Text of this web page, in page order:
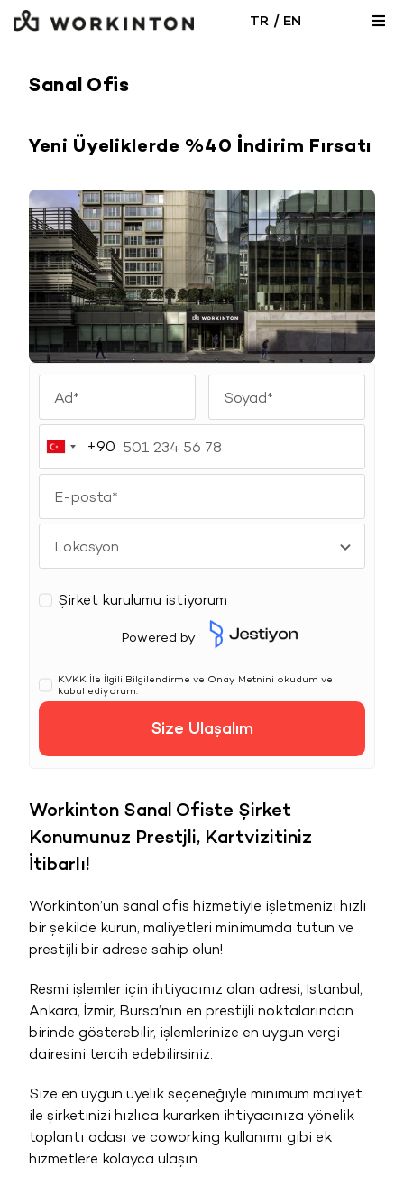
Skip
to
TR / EN
Sanal Ofis
Yeni Üyeliklerde %40 İndirim Fırsatı
Turkey
+90
+90
Şirket kurulumu istiyorum
Powered by
KVKK İle İlgili Bilgilendirme ve Onay Metnini okudum ve
kabul ediyorum.
Size Ulaşalım
Workinton Sanal Ofiste Şirket
Konumunuz Prestjli, Kartvizitiniz
İtibarlı!
Workinton’un sanal ofis hizmetiyle işletmenizi hızlı
bir şekilde kurun, maliyetleri minimumda tutun ve
prestijli bir adrese sahip olun!
Resmi işlemler için ihtiyacınız olan adresi; İstanbul,
Ankara, İzmir, Bursa’nın en prestijli noktalarından
birinde gösterebilir, işlemlerinize en uygun vergi
dairesini tercih edebilirsiniz.
Size en uygun üyelik seçeneğiyle minimum maliyet
ile şirketinizi hızlıca kurarken ihtiyacınıza yönelik
toplantı odası ve coworking kullanımı gibi ek
hizmetlere kolayca ulaşın.